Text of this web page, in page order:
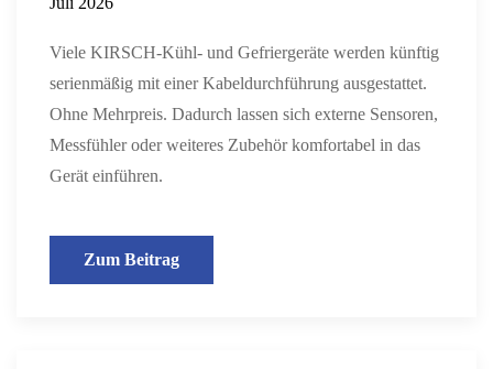
Viele KIRSCH-Kühl- und Gefriergeräte werden künftig
serienmäßig mit einer Kabeldurchführung ausgestattet.
Ohne Mehrpreis. Dadurch lassen sich externe Sensoren,
Messfühler oder weiteres Zubehör komfortabel in das
Gerät einführen.
Zum Beitrag